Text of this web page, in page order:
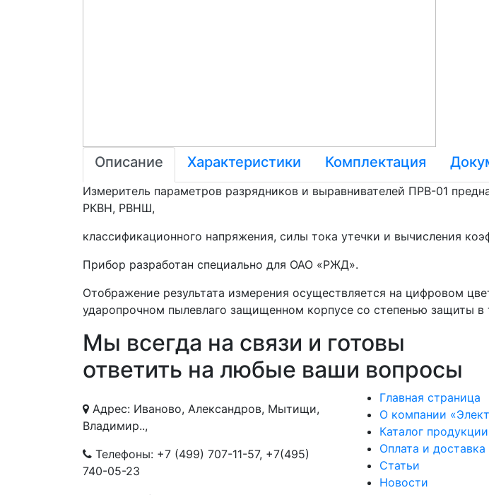
Описание Характеристики Комплектация
Измеритель параметров разрядников и выравнивателей ПРВ-01
РКВН, РВНШ,
классификационного напряжения, силы тока утечки и вычисления
Прибор разработан специально для ОАО «РЖД».
Отображение результата измерения осуществляется на цифровом
ударопрочном пылевлаго защищенном корпусе со степенью защиты
Мы всегда на связи и готовы
ответить на любые ваши вопросы
Адрес: Иваново, Александров, Мытищи,
Владимир..,
Телефоны: +7 (499) 707-11-57, +7(495)
740-05-23
Главная страница
О компании
Каталог продукции
Оплата и доставка
Статьи
Новости